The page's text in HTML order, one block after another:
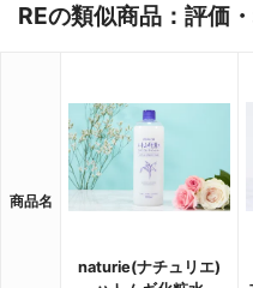
REの類似商品：評価
商品名
naturie(ナチュリエ)